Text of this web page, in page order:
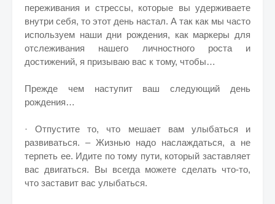
переживания и стрессы, которые вы удерживаете
внутри себя, то этот день настал. А так как мы часто
используем наши дни рождения, как маркеры для
отслеживания нашего личностного роста и
достижений, я призываю вас к тому, чтобы…
Прежде чем наступит ваш следующий день
рождения…
· Отпустите то, что мешает вам улыбаться и
развиваться. – Жизнью надо наслаждаться, а не
терпеть ее. Идите по тому пути, который заставляет
вас двигаться. Вы всегда можете сделать что-то,
что заставит вас улыбаться.